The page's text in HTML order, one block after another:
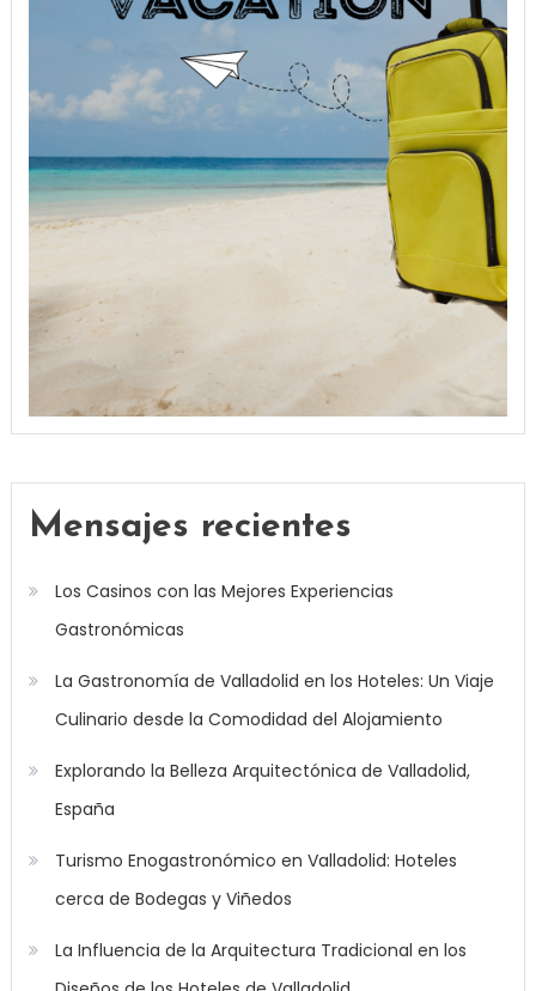
Mensajes recientes
Los Casinos con las Mejores Experiencias
Gastronómicas
La Gastronomía de Valladolid en los Hoteles: Un Viaje
Culinario desde la Comodidad del Alojamiento
Explorando la Belleza Arquitectónica de Valladolid,
España
Turismo Enogastronómico en Valladolid: Hoteles
cerca de Bodegas y Viñedos
La Influencia de la Arquitectura Tradicional en los